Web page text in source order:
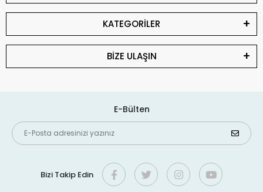
KATEGORİLER
BİZE ULAŞIN
E-Bülten
Bizi Takip Edin